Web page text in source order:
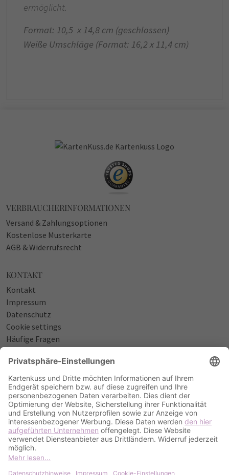
ermöglicht.
Format: 10,5 x 14,8 cm (geschlossen)
Weiße Umschläge (Format: 16,2 x 11,4 cm)
VERBRAUCHERINFORMATIONEN
Versand & Zahlungsoptionen
Kostenlose Musterkarte
AGB & Widerrufsrecht
KONTAKT
Kontakt
Impressum
Datenschutz
Cookie settings
Häufige Fragen
NÜTZLICHES
Sprüche zur Geburt
Einladungstexte zum Geburtstag
Einladungstexte zur Silberhochzeit
Qualität & Umschläge
Bestellablauf
ZAHLUNGSOPTIONEN